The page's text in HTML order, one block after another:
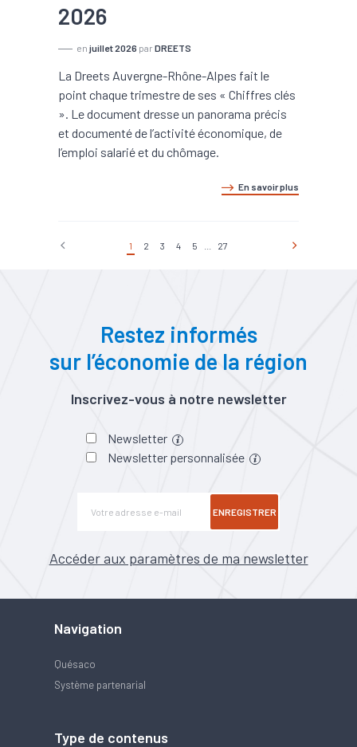
2026
en juillet 2026 par DREETS
La Dreets Auvergne-Rhône-Alpes fait le
point chaque trimestre de ses « Chiffres clés
». Le document dresse un panorama précis
et documenté de l’activité économique, de
l’emploi salarié et du chômage.
En savoir plus
1 2 3 4 5 27
Restez informés
sur l’économie de la région
Inscrivez-vous à notre newsletter
Newsletter
Newsletter personnalisée
ENREGISTRER
Accéder aux paramètres de ma newsletter
Navigation
Quésaco
Système partenarial
Type de contenus